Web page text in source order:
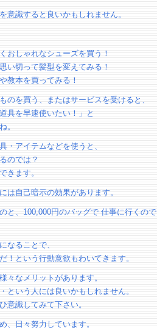
意識すると良いかもしれません。
しゃれなシューズを買う！
切って髪型を変えてみる！
教本を買ってみる！
のを買う、またはサービスを受けると、
具を早速使いたい！」と
。
・アイテムなどを使うと、
のでは？
きます。
は自己暗示の効果があります。
と、100,000円のバッグで 仕事に行くので
なることで、
！という行動意欲もわいてきます。
々なメリットがあります。
という人には良いかもしれません。
意識してみて下さい。
、日々努力しています。